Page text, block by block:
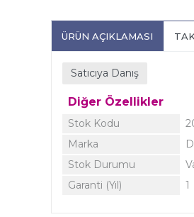
ÜRÜN AÇIKLAMASI
Satıcıya Danış
Diğer Özellikler
Stok Kodu
Marka
Stok Durumu
Garanti (Yıl)
1